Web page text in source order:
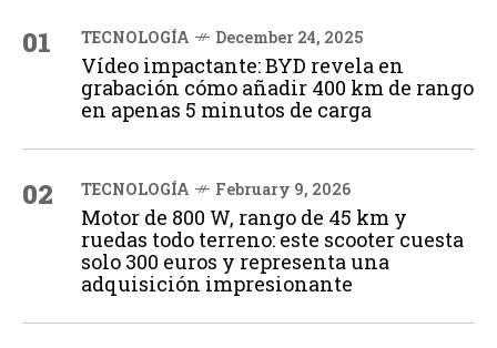
01 TECNOLOGÍA December 24, 2025
Vídeo impactante: BYD revela en
grabación cómo añadir 400 km de rango
en apenas 5 minutos de carga
02 TECNOLOGÍA February 9, 2026
Motor de 800 W, rango de 45 km y
ruedas todo terreno: este scooter cuesta
solo 300 euros y representa una
adquisición impresionante